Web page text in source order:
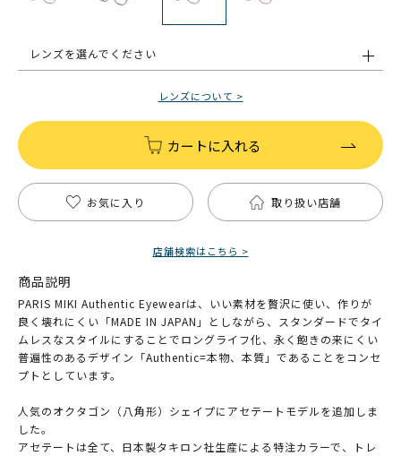
レンズを選んでください
レンズについて >
カートに入れる
お気に入り 取り扱い店舗
店舗検索はこちら >
商品説明
PARIS MIKI Authentic Eyewearは、いい素材を贅沢に使い、作りが
良く壊れにくい「MADE IN JAPAN」としながら、スタンダードでタイ
ムレスなスタイルにすることでロングライフ化、永く飽きの来にくい
普遍性のあるデザイン「Authentic=本物、本質」であることをコンセ
プトとしています。
人気のオクタゴン（八角形）シェイプにアセテートモデルを追加しま
した。
アセテートは全て、日本製タキロン社生産による特注カラーで、トレ